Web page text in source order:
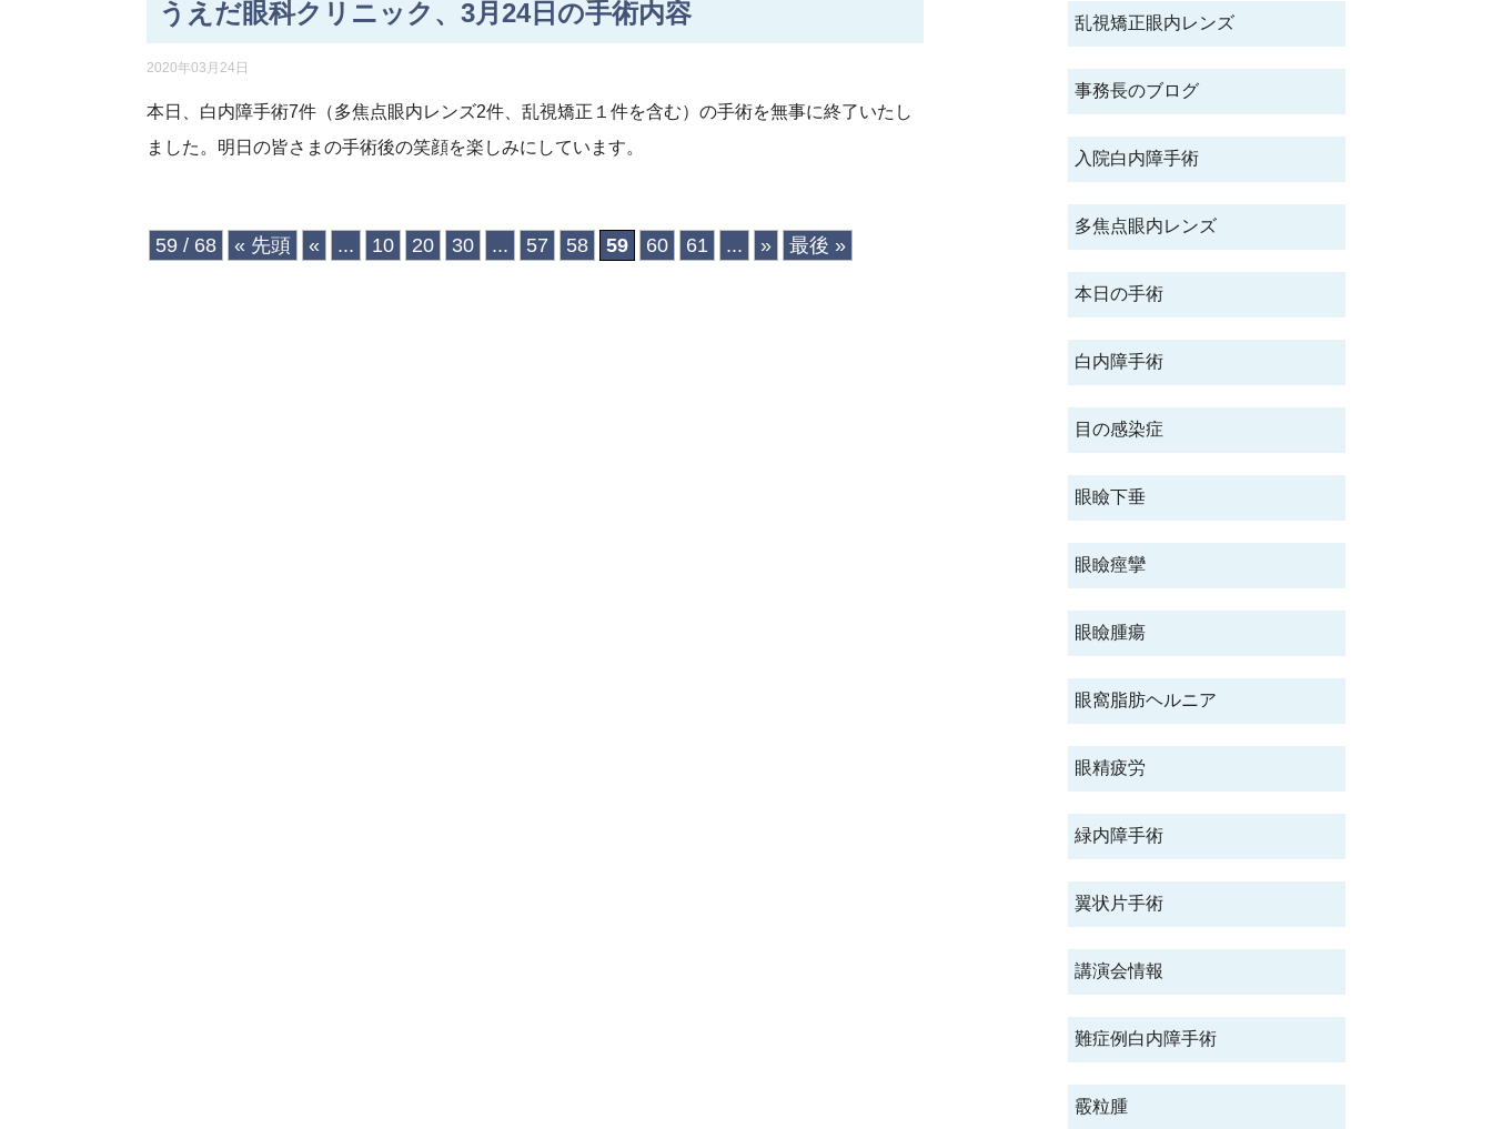
乱視矯正眼内レンズ
事務長のブログ
入院白内障手術
多焦点眼内レンズ
本日の手術
白内障手術
目の感染症
眼瞼下垂
眼瞼痙攣
眼瞼腫瘍
眼窩脂肪ヘルニア
眼精疲労
緑内障手術
翼状片手術
講演会情報
難症例白内障手術
霰粒腫
うえだ眼科クリニック、3月24日の手術内容
2020年03月24日
本日、白内障手術7件（多焦点眼内レンズ2件、乱視矯正１件を含む）の手術を無事に終了いたし
ました。明日の皆さまの手術後の笑顔を楽しみにしています。
59 / 68 « 先頭 « ... 10 20 30 ... 57 58 59 60 61 ... » 最後 »